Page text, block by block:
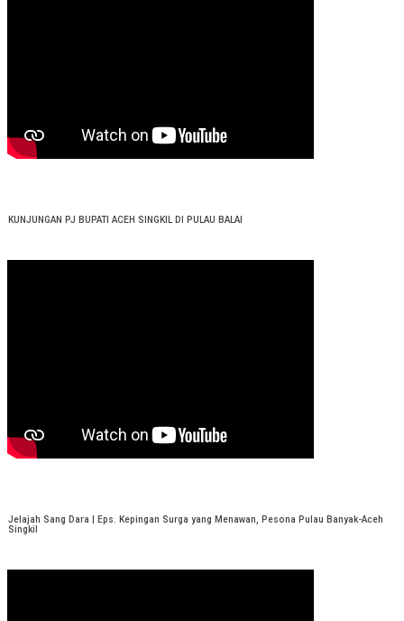
KUNJUNGAN PJ BUPATI ACEH SINGKIL DI PULAU BALAI
Jelajah Sang Dara | Eps. Kepingan Surga yang Menawan, Pesona Pulau Banyak-Aceh
Singkil